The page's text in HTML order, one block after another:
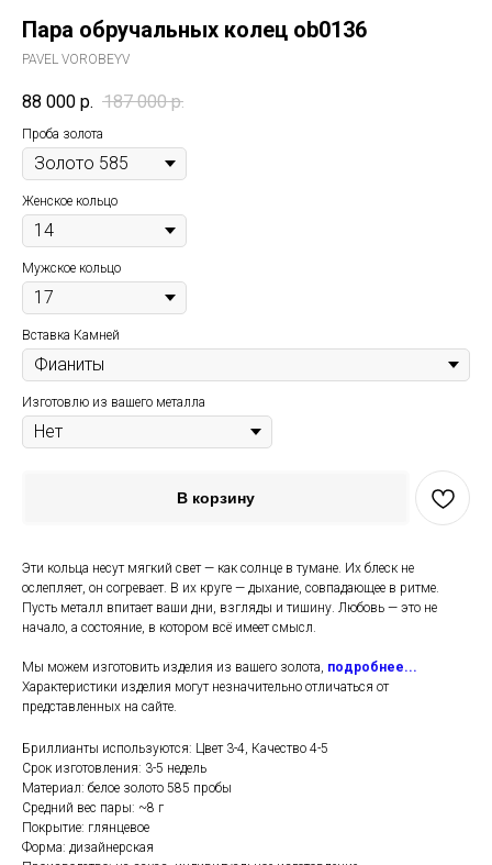
Пара обручальных колец ob0136
PAVEL VOROBEYV
88 000 р. 187 000 р.
Проба золота
Женское кольцо
Мужское кольцо
Вставка Камней
Изготовлю из вашего металла
В корзину
Эти кольца несут мягкий свет — как солнце в тумане. Их блеск не
ослепляет, он согревает. В их круге — дыхание, совпадающее в ритме.
Пусть металл впитает ваши дни, взгляды и тишину. Любовь — это не
начало, а состояние, в котором всё имеет смысл.
Мы можем изготовить изделия из вашего золота, подробнее...
Характеристики изделия могут незначительно отличаться от
представленных на сайте.
Бриллианты используются: Цвет 3-4, Качество 4-5
Срок изготовления: 3-5 недель
Материал: белое золото 585 пробы
Средний вес пары: ~8 г
Покрытие: глянцевое
Форма: дизайнерская